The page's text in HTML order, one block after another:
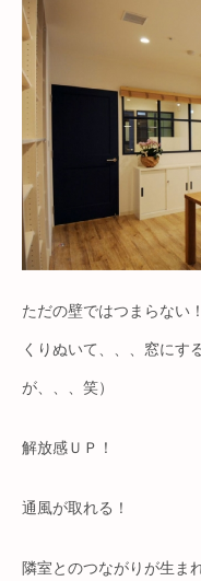
ただの壁ではつまらない！
くりぬいて、、、窓にす
が、、、笑）
解放感ＵＰ！
通風が取れる！
隣室とのつながりが生ま